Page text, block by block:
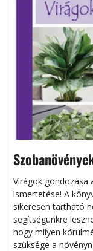
Virágok gondozása
ismertetése! A
sikeresen tart­ha­tó
segítségünkre
hogy milyen
szüksége a